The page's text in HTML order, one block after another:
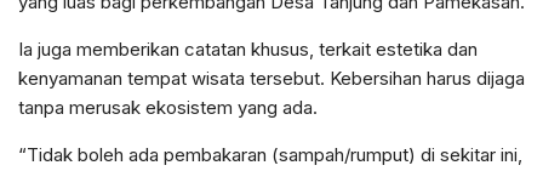
Ia juga memberikan catatan khusus, terkait estetika dan
kenyamanan tempat wisata tersebut. Kebersihan harus dijaga
tanpa merusak ekosistem yang ada.
“Tidak boleh ada pembakaran (sampah/rumput) di sekitar ini,